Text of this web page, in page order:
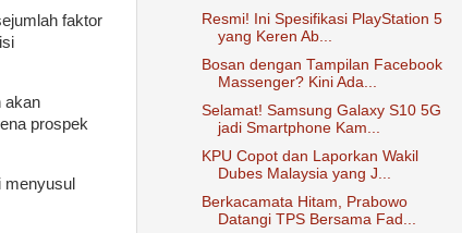
faktor
akan
prospek
menyusul
Resmi! Ini Spesifikasi PlayStation 5
yang Keren Ab...
Bosan dengan Tampilan Facebook
Massenger? Kini Ada...
Selamat! Samsung Galaxy S10 5G
jadi Smartphone Kam...
KPU Copot dan Laporkan Wakil
Dubes Malaysia yang J...
Berkacamata Hitam, Prabowo
Datangi TPS Bersama Fad...